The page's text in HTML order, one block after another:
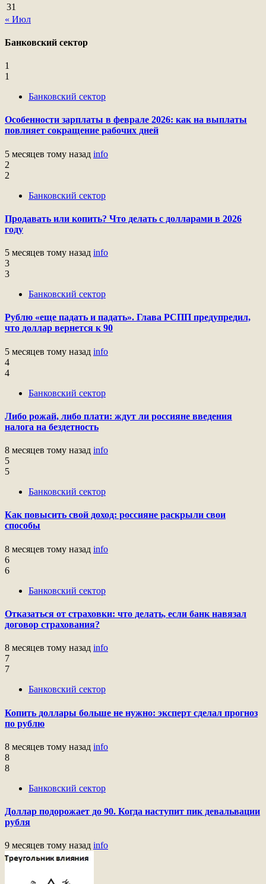
31
« Июл
Банковский сектор
1
1
Банковский сектор
Особенности зарплаты в феврале 2026: как на выплаты
повлияет сокращение рабочих дней
5 месяцев тому назад info
2
2
Банковский сектор
Продавать или копить? Что делать с долларами в 2026
году
5 месяцев тому назад info
3
3
Банковский сектор
Рублю «еще падать и падать». Глава РСПП предупредил,
что доллар вернется к 90
5 месяцев тому назад info
4
4
Банковский сектор
Либо рожай, либо плати: ждут ли россияне введения
налога на бездетность
8 месяцев тому назад info
5
5
Банковский сектор
Как повысить свой доход: россияне раскрыли свои
способы
8 месяцев тому назад info
6
6
Банковский сектор
Отказаться от страховки: что делать, если банк навязал
договор страхования?
8 месяцев тому назад info
7
7
Банковский сектор
Копить доллары больше не нужно: эксперт сделал прогноз
по рублю
8 месяцев тому назад info
8
8
Банковский сектор
Доллар подорожает до 90. Когда наступит пик девальвации
рубля
9 месяцев тому назад info